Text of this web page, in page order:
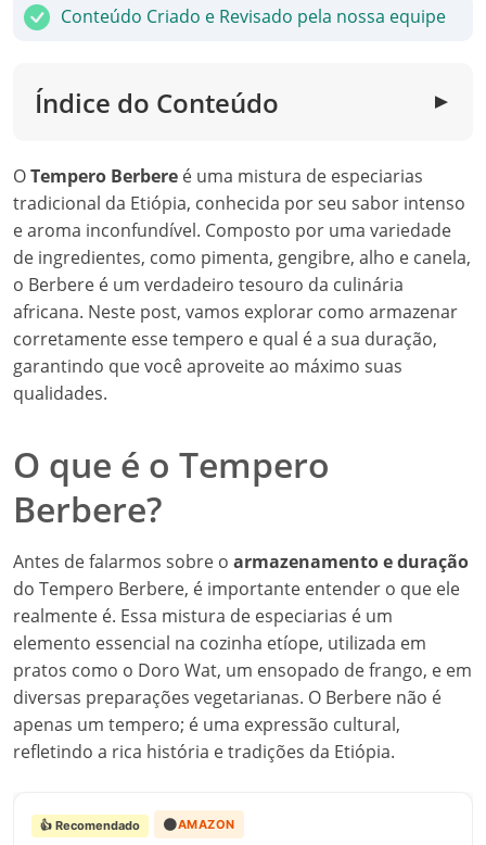
Conteúdo Criado e Revisado pela nossa equipe
Índice do Conteúdo ▼
OTempero Berbere é uma mistura de especiarias
tradicional da Etiópia, conhecida por seu sabor intenso
e aroma inconfundível. Composto por uma variedade
de ingredientes, como pimenta, gengibre, alho e canela,
o Berbere é um verdadeiro tesouro da culinária
africana. Neste post, vamos explorar como armazenar
corretamente esse tempero e qual é a sua duração,
garantindo que você aproveite ao máximo suas
qualidades.
O que é o Tempero
Berbere?
Antes de falarmos sobre o armazenamento e duração
do Tempero Berbere, é importante entender o que ele
realmente é. Essa mistura de especiarias é um
elemento essencial na cozinha etíope, utilizada em
pratos como o Doro Wat, um ensopado de frango, e em
diversas preparações vegetarianas. O Berbere não é
apenas um tempero; é uma expressão cultural,
refletindo a rica história e tradições da Etiópia.
👍 Recomendado 🟠AMAZON